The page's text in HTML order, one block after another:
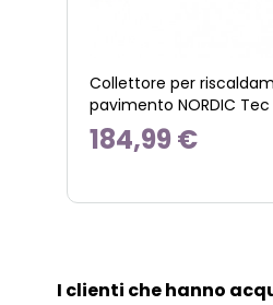
Collettore per
pavimento NORDIC Tec
184,99 €
I clienti che hanno